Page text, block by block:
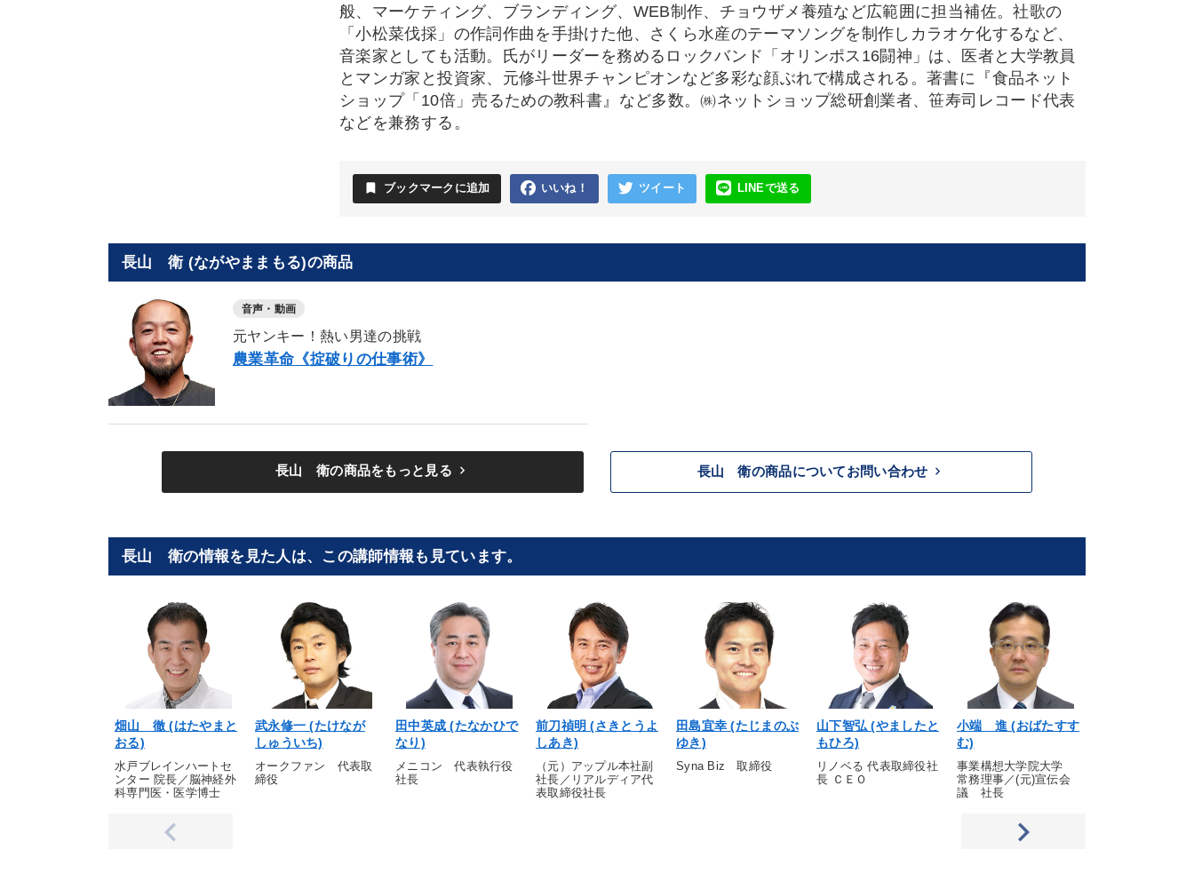
般、マーケティング、ブランディング、WEB制作、チョウザメ養殖など広範囲に担当補佐。社歌の
「小松菜伐採」の作詞作曲を手掛けた他、さくら水産のテーマソングを制作しカラオケ化するなど、
音楽家としても活動。氏がリーダーを務めるロックバンド「オリンポス16闘神」は、医者と大学教員
とマンガ家と投資家、元修斗世界チャンピオンなど多彩な顔ぶれで構成される。著書に『食品ネット
ショップ「10倍」売るための教科書』など多数。㈱ネットショップ総研創業者、笹寿司レコード代表
などを兼務する。
bookmark ブックマークに追加 いいね！ ツイート LINEで送る
長山 衛 (ながやままもる)の商品
音声・動画
元ヤンキー！熱い男達の挑戦
農業革命《掟破りの仕事術》
長山 衛の商品をもっと見る keyboard_arrow_right 長山 衛の商品についてお問い合わせ keyboard_arrow_right
長山 衛の情報を見た人は、この講師情報も見ています。
畑山 徹 (はたやまと
おる)
水戸ブレインハートセ
ンター 院長／脳神経外
科専門医・医学博士
武永修一 (たけなが
しゅういち)
オークファン 代表取
締役
田中英成 (たなかひで
なり)
メニコン 代表執行役
社長
前刀禎明 (さきとうよ
しあき)
（元）アップル本社副
社長／リアルディア代
表取締役社長
田島宜幸 (たじまのぶ
ゆき)
Syna Biz 取締役
山下智弘 (やましたと
もひろ)
リノベる 代表取締役社
長 ＣＥＯ
小端 進 (おばたすす
む)
事業構想大学院大学
常務理事／(元)宣伝会
議 社長